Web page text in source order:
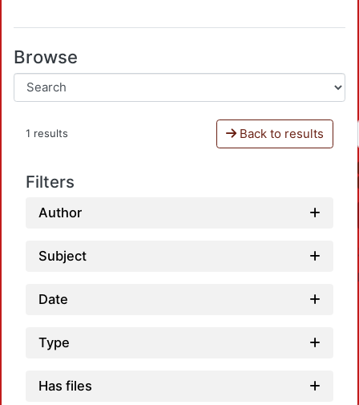
Browse
1 results Back to results
Filters
Author
Subject
Date
Type
Has files